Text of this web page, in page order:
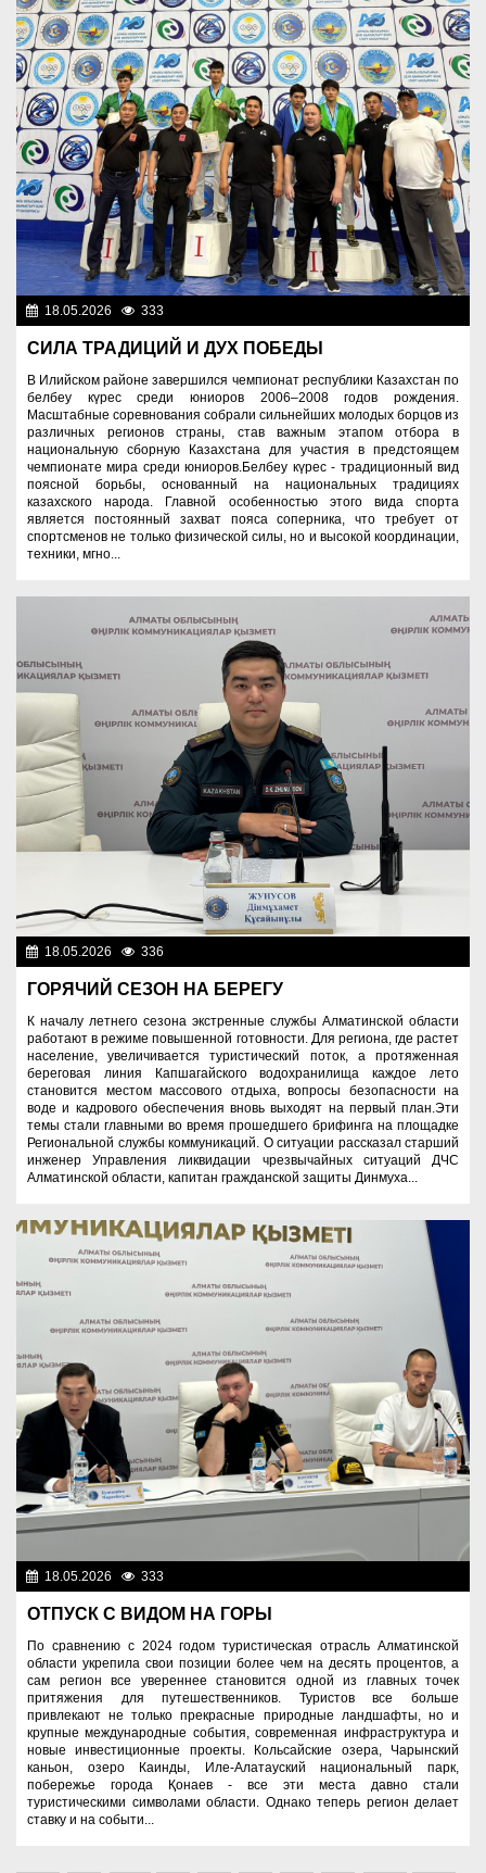
18.05.2026 333
СИЛА ТРАДИЦИЙ И ДУХ ПОБЕДЫ
В Илийском районе завершился чемпионат республики Казахстан по
белбеу күрес среди юниоров 2006–2008 годов рождения.
Масштабные соревнования собрали сильнейших молодых борцов из
различных регионов страны, став важным этапом отбора в
национальную сборную Казахстана для участия в предстоящем
чемпионате мира среди юниоров.Белбеу күрес - традиционный вид
поясной борьбы, основанный на национальных традициях
казахского народа. Главной особенностью этого вида спорта
является постоянный захват пояса соперника, что требует от
спортсменов не только физической силы, но и высокой координации,
техники, мгно...
18.05.2026 336
ГОРЯЧИЙ СЕЗОН НА БЕРЕГУ
К началу летнего сезона экстренные службы Алматинской области
работают в режиме повышенной готовности. Для региона, где растет
население, увеличивается туристический поток, а протяженная
береговая линия Капшагайского водохранилища каждое лето
становится местом массового отдыха, вопросы безопасности на
воде и кадрового обеспечения вновь выходят на первый план.Эти
темы стали главными во время прошедшего брифинга на площадке
Региональной службы коммуникаций. О ситуации рассказал старший
инженер Управления ликвидации чрезвычайных ситуаций ДЧС
Алматинской области, капитан гражданской защиты Динмуха...
18.05.2026 333
ОТПУСК С ВИДОМ НА ГОРЫ
По сравнению с 2024 годом туристическая отрасль Алматинской
области укрепила свои позиции более чем на десять процентов, а
сам регион все увереннее становится одной из главных точек
притяжения для путешественников. Туристов все больше
привлекают не только прекрасные природные ландшафты, но и
крупные международные события, современная инфраструктура и
новые инвестиционные проекты. Кольсайские озера, Чарынский
каньон, озеро Каинды, Иле-Алатауский национальный парк,
побережье города Қонаев - все эти места давно стали
туристическими символами области. Однако теперь регион делает
ставку и на событи...